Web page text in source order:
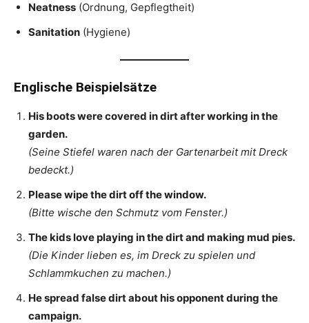
Neatness (Ordnung, Gepflegtheit)
Sanitation (Hygiene)
Englische Beispielsätze
His boots were covered in dirt after working in the
garden.
(Seine Stiefel waren nach der Gartenarbeit mit Dreck
bedeckt.)
Please wipe the dirt off the window.
(Bitte wische den Schmutz vom Fenster.)
The kids love playing in the dirt and making mud pies.
(Die Kinder lieben es, im Dreck zu spielen und
Schlammkuchen zu machen.)
He spread false dirt about his opponent during the
campaign.